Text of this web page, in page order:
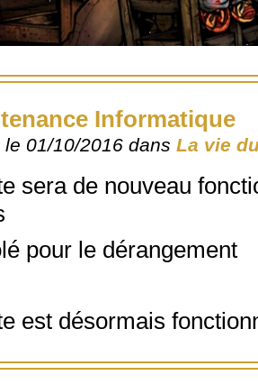
Informatique
le 01/10/2016 dans La vie
sera de nouveau
pour le dérangement
est désormais